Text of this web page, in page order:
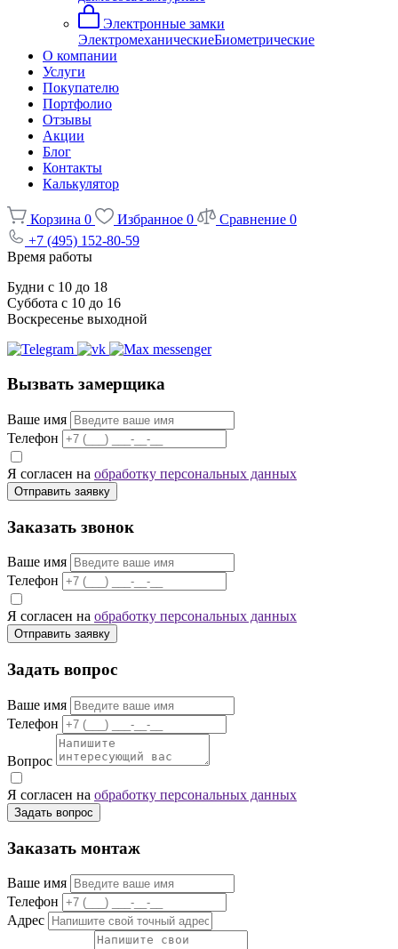
Электронные замки
ЭлектромеханическиеБиометрические
О компании
Услуги
Покупателю
Портфолио
Отзывы
Акции
Блог
Контакты
Калькулятор
Корзина 0 Избранное 0 Сравнение 0
+7 (495) 152-80-59
Время работы
Будни с 10 до 18
Суббота с 10 до 16
Воскресенье выходной
Вызвать замерщика
Ваше имя
Телефон
Я согласен на обработку персональных данных
Отправить заявку
Заказать звонок
Ваше имя
Телефон
Я согласен на обработку персональных данных
Отправить заявку
Задать вопрос
Ваше имя
Телефон
Вопрос
Я согласен на обработку персональных данных
Задать вопрос
Заказать монтаж
Ваше имя
Телефон
Адрес